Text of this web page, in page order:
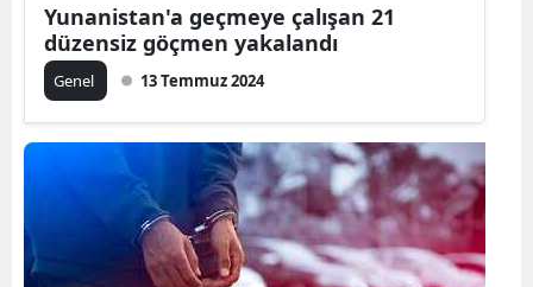
Batman
Şırnak
Bartın
Yunanistan'a geçmeye çalışan 21
düzensiz göçmen yakalandı
Genel 13 Temmuz 2024